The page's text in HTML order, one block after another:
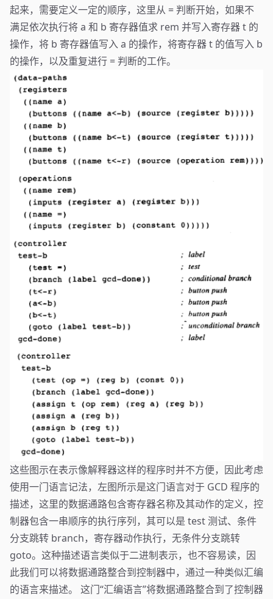
起来，需要定义一定的顺序，这里从 = 判断开始，如果不
满足依次执行将 a 和 b 寄存器值求 rem 并写入寄存器 t 的
操作，将 b 寄存器值写入 a 的操作，将寄存器 t 的值写入 b
的操作，以及重复进行 = 判断的工作。
这些图示在表示像解释器这样的程序时并不方便，因此考虑
使用一门语言记法，左图所示是这门语言对于 GCD 程序的
描述，这里的数据通路包含寄存器名称及其动作的定义，控
制器包含一串顺序的执行序列，其可以是 test 测试、条件
分支跳转 branch，寄存器动作执行，无条件分支跳转
goto。这种描述语言类似于二进制表示，也不容易读，因
此我们可以将数据通路整合到控制器中，通过一种类似汇编
的语言来描述。 这门“汇编语言”将数据通路整合到了控制器